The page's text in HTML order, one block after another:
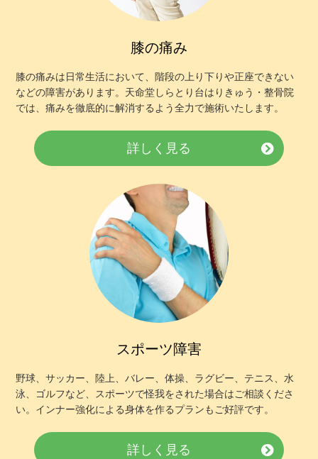
膝の痛み
膝の痛みは日常生活において、階段の上り下りや正座できない
などの障害があります。天命堂しらとり台はりきゅう・整骨院
では、痛みを徹底的に解消するよう全力で施術いたします。
詳しく見る
スポーツ障害
野球、サッカー、陸上、バレー、体操、ラグビー、テニス、水
泳、ゴルフなど、スポーツで怪我をされた場合はご相談くださ
い。インナー強化による身体を作るプランもご好評です。
詳しく見る